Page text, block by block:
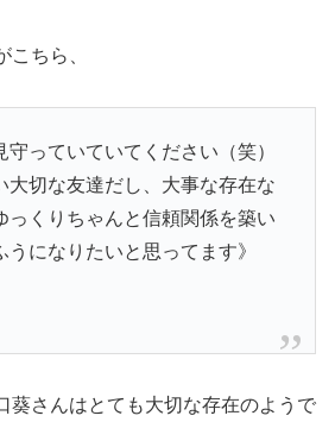
ちら、
守っていていてください（笑）
大切な友達だし、大事な存在な
っくりちゃんと信頼関係を築い
になりたいと思ってます》
葵さんはとても大切な存在のようで